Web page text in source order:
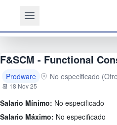
F&SCM - Functional
Prodware No especificado
📆 18 Nov 25
Salario Mínimo: No especificado
Salario Máximo: No especificado